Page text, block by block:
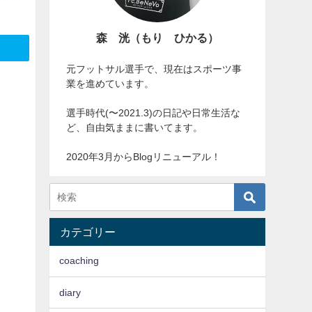
森 洸（もり ひかる）
元フットサル選手で、現在はスポーツ事
業を進めています。
選手時代(〜2021.3)の日記や日常生活な
ど、自由気ままに書いてます。
2020年3月からBlogリニューアル！
カテゴリー
coaching
diary